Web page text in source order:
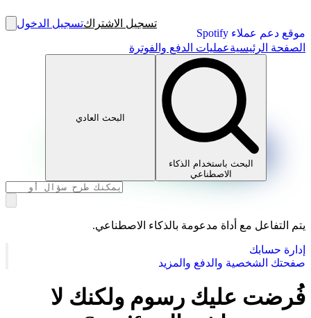
موقع دعم عملاء Spotify
تسجيل الاشتراكتسجيل الدخول
الصفحة الرئيسيةعمليات الدفع والفوترة
البحث باستخدام الذكاء
الاصطناعي
البحث العادي
يتم التفاعل مع أداة مدعومة بالذكاء الاصطناعي.
إدارة حسابك
صفحتك الشخصية والدفع والمزيد
فُرضت عليك رسوم ولكنك لا